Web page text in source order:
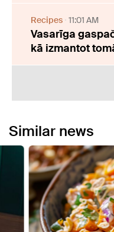
Recipes 11:01 AM
Vasarīga
kā izmantot
Similar news